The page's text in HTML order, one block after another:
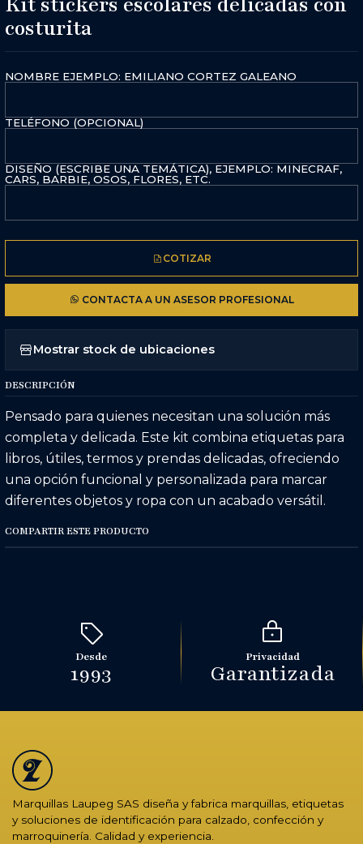
costurita
NOMBRE EJEMPLO: EMILIANO CORTEZ GALEANO
TELÉFONO (OPCIONAL)
DISEÑO (ESCRIBE UNA TEMÁTICA), EJEMPLO: MINECRAF,
CARS, BARBIE, OSOS, FLORES, ETC.
COTIZAR
CONTACTA A UN ASESOR PROFESIONAL
Mostrar stock de ubicaciones
DESCRIPCIÓN
Pensado para quienes necesitan una solución más
completa y delicada. Este kit combina etiquetas para
libros, útiles, termos y prendas delicadas, ofreciendo
una opción funcional y personalizada para marcar
diferentes objetos y ropa con un acabado versátil.
COMPARTIR ESTE PRODUCTO
Desde
1993
Privacidad
Garantizada
Marquillas Laupeg SAS diseña y fabrica marquillas, etiquetas
y soluciones de identificación para calzado, confección y
marroquinería. Calidad y experiencia.